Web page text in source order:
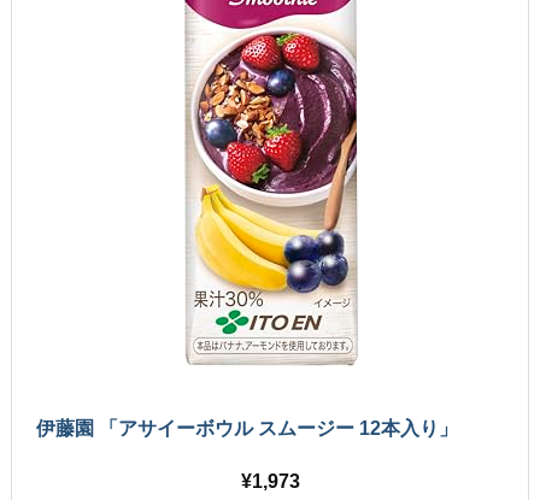
伊藤園 「アサイーボウル スムージー 12本入り」
1,973